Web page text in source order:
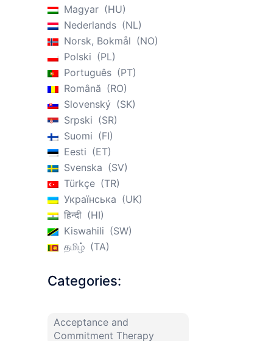
Magyar
HU
Nederlands
NL
Norsk, Bokmål
NO
Polski
PL
Português
PT
Română
RO
Slovenský
SK
Srpski
SR
Suomi
FI
Eesti
ET
Svenska
SV
Türkçe
TR
Українська
UK
हिन्दी
HI
Kiswahili
SW
தமிழ்
TA
Categories:
Acceptance and
Commitment Therapy